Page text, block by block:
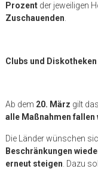
Prozentder jeweiligen
Zuschauenden
Clubs und Diskotheken
Ab dem 20. März gilt das
alle Maßnahmen fallen
Die Länder wünschen
Beschränkungen
erneut steigen . Dazu